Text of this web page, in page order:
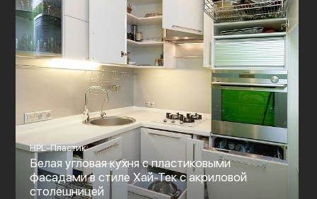
HPL-Пластик
Белая угловая кухня с пластиковыми
фасадами в стиле Хай-Тек c акриловой
столешницей